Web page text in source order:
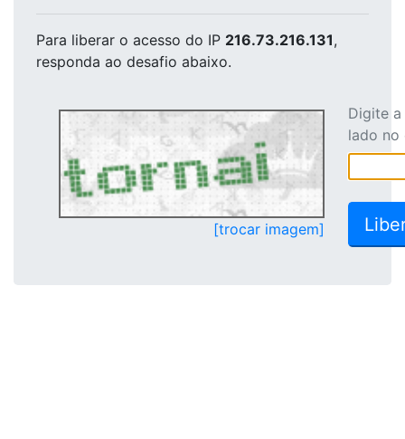
Para liberar o acesso do IP 216.73.216.131,
responda ao desafio abaixo.
[trocar imagem]
Digite
lado no